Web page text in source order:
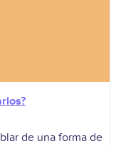
de una forma de